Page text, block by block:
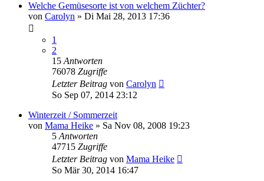
Welche Gemüsesorte ist von welchem Züchter?
von Carolyn » Di Mai 28, 2013 17:36
1
2
15 Antworten
76078 Zugriffe
Letzter Beitrag von Carolyn
So Sep 07, 2014 23:12
Winterzeit / Sommerzeit
von Mama Heike » Sa Nov 08, 2008 19:23
5 Antworten
47715 Zugriffe
Letzter Beitrag von Mama Heike
So Mär 30, 2014 16:47